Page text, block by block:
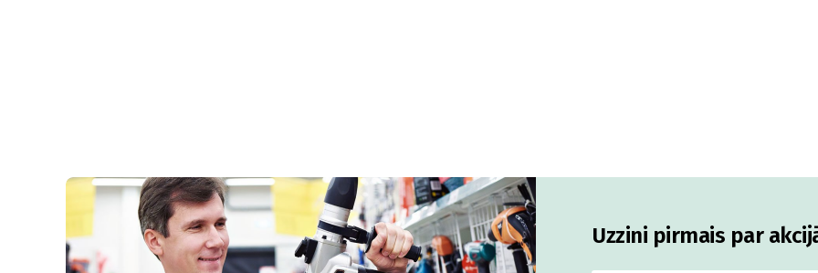
Uzzini pirmais par